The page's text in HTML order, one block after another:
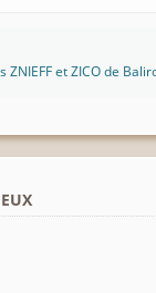
ZNIEFF et ZICO de